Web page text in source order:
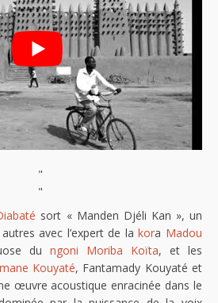
"
"
sort « Manden Djéli Kan », un
avec l’expert de lakora Madou
du ngoni Moriba Koïta, et les
Kouyaté, Fantamady Kouyaté et
œuvre acoustique enracinée dans le